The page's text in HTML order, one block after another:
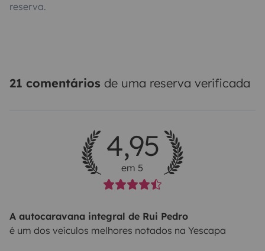
reserva.
21 comentários de uma reserva verificada
4,95
em 5
A autocaravana integral de Rui Pedro
é um dos veículos melhores notados na Yescapa